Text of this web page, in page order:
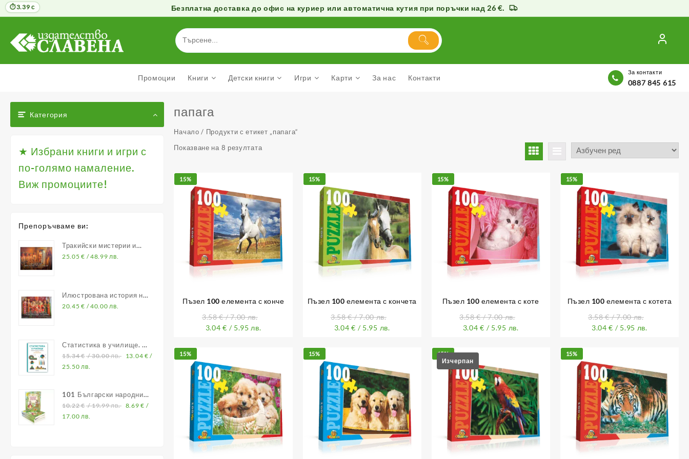
Безплатна доставка до офис на куриер или автоматична кутия при поръчки над 26 €.
съдържанието
Промоции Книги Детски книги Игри Карти За нас Контакти
За контакти
0887 845 615
Категория
★ Избрани книги и игри с
по-голямо намаление.
Виж промоциите!
Препоръчваме ви:
Тракийски мистерии и
владетели
25.05€ / 48.99 лв.
Илюстрована история на
Средновековна България
20.45€ / 40.00 лв.
Статистика в училище. В
помощ на учителите по
математика
15.34€/ 30.00 лв. 13.04 € /
25.50 лв.
101 Български народни
приказки
10.22€/ 19.99 лв. 8.69€ /
17.00 лв.
папага
Начало / Продукти с етикет „папага“
Показване на 8 резултата
15%
Пъзел 100 елемента с конче
3.58€/ 7.00 лв.
3.04€ / 5.95 лв.
15%
Пъзел 100 елемента с кончета
3.58€/ 7.00 лв.
3.04€ / 5.95 лв.
15%
Пъзел 100 елемента с коте
3.58€/ 7.00 лв.
3.04€ / 5.95 лв.
15%
Пъзел 100 елемента с котета
3.58€/ 7.00 лв.
3.04€ / 5.95 лв.
15% 15% 15% 15%
3.39 с